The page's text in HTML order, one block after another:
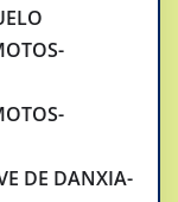
DE DANXIA-